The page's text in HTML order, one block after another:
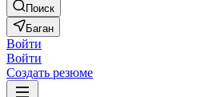
Поиск
Баган
Войти
Войти
Создать резюме